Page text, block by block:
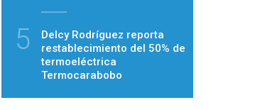
5
Delcy Rodríguez reporta
restablecimiento del 50% de
termoeléctrica
Termocarabobo